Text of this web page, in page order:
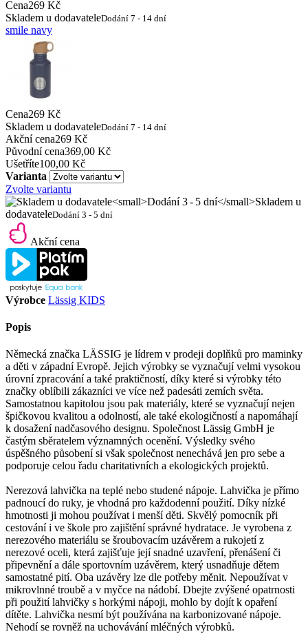
Cena269 Kč
Skladem u dodavateleDodání 7 - 14 dní
smile navy
Cena269 Kč
Skladem u dodavateleDodání 7 - 14 dní
Akční cena269 Kč
Původní cena369,00 Kč
Ušetříte100,00 Kč
Varianta
Zvolte variantu
Skladem u
dodavateleDodání 3 - 5 dní
Akční cena
Výrobce Lässig KIDS
Popis
Německá značka LÄSSIG je lídrem v prodeji doplňků pro maminky
a děti v západní Evropě. Jejich výrobky se vyznačují velmi vysokou
úrovní zpracování a také praktičností, díky které si výrobky této
značky oblíbili zákazníci ve více než padesáti zemích světa.
Samostatnou kapitolou jsou pak materiály, které se vyznačují nejen
špičkovou kvalitou a odolností, ale také ekologičností a napomáhají
k dosažení nadčasového designu. Společnost Lässig GmbH je
častým sběratelem významných ocenění. Výsledky svého
úspěšného působení si však společnost nenechává jen pro sebe a
podporuje celou řadu charitativních a ekologických projektů.
Nerezová lahvička na teplé nebo studené nápoje. Lahvička je přímo
padnoucí do ruky, je vhodná pro každodenní použití. Díky nízké
hmotnosti ji mohou používat i menší děti. Skvělý pomocník při
cestování i ve škole pro zajištění správné hydratace. Je vyrobena z
nerezového materiálu se šroubovacím uzávěrem a rukojetí z
nerezové oceli, která zajišťuje její snadné uzavření, přenášení či
připevnění a dále sportovním uzávěrem, který usnadňuje dětem
samostatné pití. Oba uzávěry lze dle potřeby měnit. Nepoužívat v
mikrovlnné troubě a v myčce na nádobí. Dbejte zvýšené opatrnosti
při použití lahvičky s horkými nápoji, mohlo by dojít k opaření
dítěte. Lahvička nesmí být používána na karbonizované nápoje.
Nehodí se rovněž na uchovávání mléčných výrobků.